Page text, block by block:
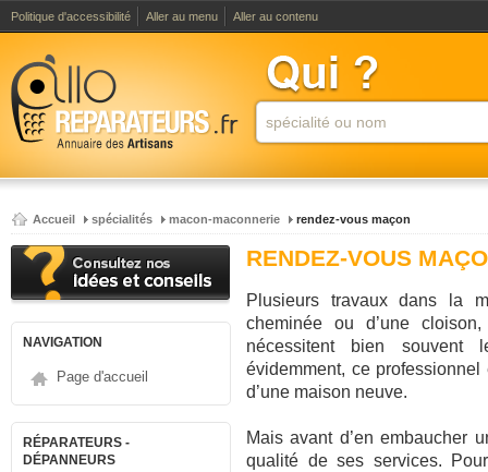
Politique d'accessibilité Aller au menu Aller au contenu
Accueil spécialités macon-maconnerie rendez-vous maçon
NAVIGATION
Page d'accueil
RÉPARATEURS -
DÉPANNEURS
RENDEZ-VOUS
Plusieurs travaux dans la
cheminée ou d’une
nécessitent bien souvent
évidemment, ce
d’une maison neuve.
Mais avant d’en embaucher
qualité de ses services.